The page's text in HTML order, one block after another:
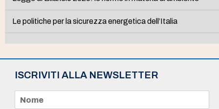
Le politiche per la sicurezza energetica dell’Italia
ISCRIVITI ALLA NEWSLETTER